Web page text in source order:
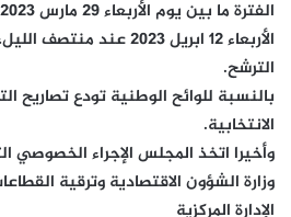
الأربعاء 12 ابريل 2023
الترشح.
بالنسبة للوائح الوطنية تودع تصاريح
الانتخابية.
وأخيرا اتخذ المجلس الإجراء الخصوصي
وزارة الشؤون الاقتصادية وترقية
الإدارة المركزية